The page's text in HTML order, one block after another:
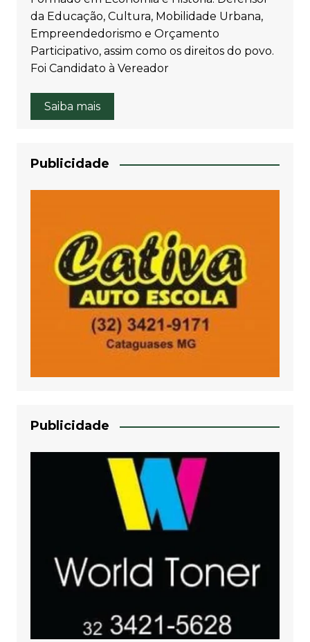
da Educação, Cultura, Mobilidade Urbana,
Empreendedorismo e Orçamento
Participativo, assim como os direitos do povo.
Foi Candidato à Vereador
Saiba mais
Publicidade
Publicidade